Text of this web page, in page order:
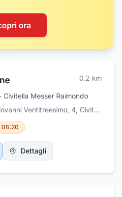
ora
0.2 km
Civitella Messer Raimondo
Via Papa Giovanni Ventitreesimo, 4, Civitella Messer Raimondo
08:20
Dettagli